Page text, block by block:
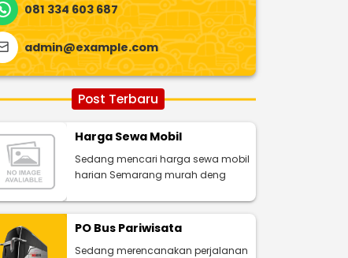
081 334 603 687
admin@example.com
Post Terbaru
Harga Sewa Mobil
Sedang mencari harga sewa mobil
harian Semarang murah deng
PO Bus Pariwisata
Sedang merencanakan perjalanan